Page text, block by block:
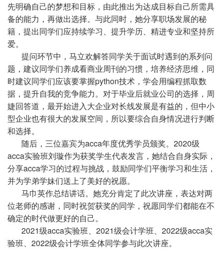
先明确自己的梦想和目标，由此推出为达成目标自己所需具
备的能力，再做出选择。与此同时，她分享职场发展的秘
籍，提出同学们应持续学习、提升学历、精进专业和坚持所
爱。
提问环节中，马立欢解答同学关于面试时遇到的系列问
题，建议同学们养成看商业周刊的习惯，培养经济思维，同
时建议同学们应该要掌握python技术，学会用编程抓取数
据，提升自我的竞争能力。对于毕业后就业公司的选择，周
婕回答道，最开始进入大企业对长线发展是有益的，但中小
型企业也有很大的发展空间，所以要综合自身情况进行判断
和选择。
随后，三位嘉宾为acca年度优秀学员颁奖。 2020级
acca实验班刘璇作为获奖学生代表发言，她结合自身实际，
分享acca学习的过程与挑战，鼓励同学们平衡学习和生活，
并为学弟学妹们送上了美好的祝愿。
马巾英作总结讲话。她充分肯定了此次讲座，表达对两
位老师的感谢，同时祝贺获奖的同学，祝愿同学们都能在不
确定的时代做更好的自己。
2021级acca实验班、 2021级会计学班、 2022级acca实
验班、 2022级会计学班全体同学参与此次讲座。